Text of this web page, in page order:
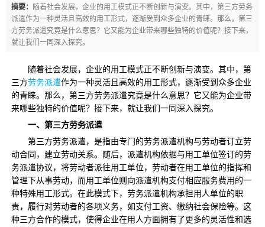
摘要：
随着社会发展，企业的用工模式正不断创新与演变。其中，第三方劳务
派遣作为一种灵活且高效的用工形式，逐渐受到众多企业的青睐。那么，第三
方劳务派遣究竟是什么意思？它又能为企业带来哪些独特的价值呢？接下来，
就让我们一同深入探究。​
随着社会发展，企业的用工模式正不断创新与演变。其中，第
三方劳务派遣作为一种灵活且高效的用工形式，逐渐受到众多企业
的青睐。那么，第三方劳务派遣究竟是什么意思？它又能为企业带
来哪些独特的价值呢？接下来，就让我们一同深入探究。​
一、第三方劳务派遣
第三方劳务派遣，是指由专门的劳务派遣机构与劳动者订立劳
动合同，建立劳动关系。随后，派遣机构依据与用工单位签订的劳
务派遣协议，将劳动者派往用工单位，劳动者在用工单位的指挥和
管理下从事劳动，而用工单位则向派遣机构支付相应服务费用的一
种特殊用工形式。在此模式下，劳务派遣机构承担用人单位的职
责，履行对劳动者的各项义务，如支付工资、缴纳社会保险等。这
种三方合作的模式，使得企业在用人方面拥有了更多的灵活性和选